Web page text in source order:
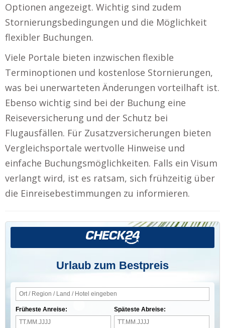
Optionen angezeigt. Wichtig sind zudem
Stornierungsbedingungen und die Möglichkeit
flexibler Buchungen.
Viele Portale bieten inzwischen flexible
Terminoptionen und kostenlose Stornierungen,
was bei unerwarteten Änderungen vorteilhaft ist.
Ebenso wichtig sind bei der Buchung eine
Reiseversicherung und der Schutz bei
Flugausfällen. Für Zusatzversicherungen bieten
Vergleichsportale wertvolle Hinweise und
einfache Buchungsmöglichkeiten. Falls ein Visum
verlangt wird, ist es ratsam, sich frühzeitig über
die Einreisebestimmungen zu informieren.
Urlaub zum Bestpreis
Früheste Anreise: Späteste Abreise: